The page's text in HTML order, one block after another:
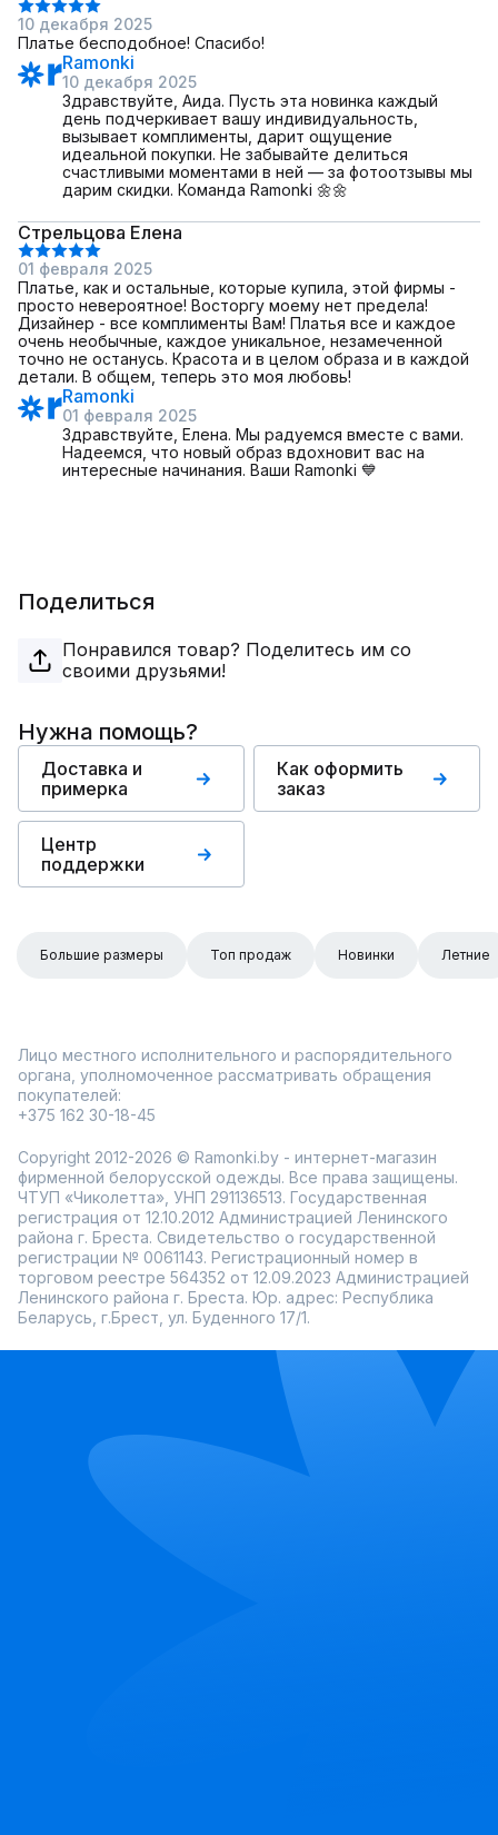
10 декабря 2025
Платье бесподобное! Спасибо!
Ramonki
10 декабря 2025
Здравствуйте, Аида. Пусть эта новинка каждый
день подчеркивает вашу индивидуальность,
вызывает комплименты, дарит ощущение
идеальной покупки. Не забывайте делиться
счастливыми моментами в ней — за фотоотзывы мы
дарим скидки. Команда Ramonki 🌼🌼
Стрельцова Елена
01 февраля 2025
Платье, как и остальные, которые купила, этой фирмы -
просто невероятное! Восторгу моему нет предела!
Дизайнер - все комплименты Вам! Платья все и каждое
очень необычные, каждое уникальное, незамеченной
точно не останусь. Красота и в целом образа и в каждой
детали. В общем, теперь это моя любовь!
Ramonki
01 февраля 2025
Здравствуйте, Елена. Мы радуемся вместе с вами.
Надеемся, что новый образ вдохновит вас на
интересные начинания. Ваши Ramonki 💙
Поделиться
Понравился товар? Поделитесь им со
своими друзьями!
Нужна помощь?
Доставка и
примерка
Как оформить
заказ
Центр
поддержки
Большие размеры Топ продаж Новинки Летние
Лицо местного исполнительного и распорядительного
органа, уполномоченное рассматривать обращения
покупателей:
+375 162 30-18-45
Copyright 2012-2026 © Ramonki.by - интернет-магазин
фирменной белорусской одежды. Все права защищены.
ЧТУП «Чиколетта», УНП 291136513. Государственная
регистрация от 12.10.2012 Администрацией Ленинского
района г. Бреста. Свидетельство о государственной
регистрации № 0061143. Регистрационный номер в
торговом реестре 564352 от 12.09.2023 Администрацией
Ленинского района г. Бреста. Юр. адрес: Республика
Беларусь, г.Брест, ул. Буденного 17/1.